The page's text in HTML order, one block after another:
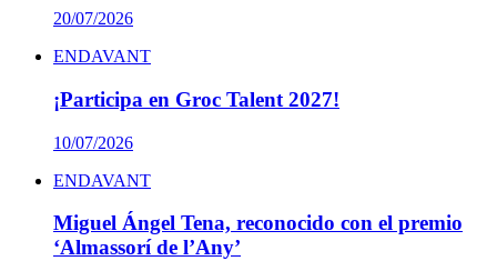
20/07/2026
ENDAVANT
¡Participa en Groc Talent 2027!
10/07/2026
ENDAVANT
Miguel Ángel Tena, reconocido con el premio
‘Almassorí de l’Any’